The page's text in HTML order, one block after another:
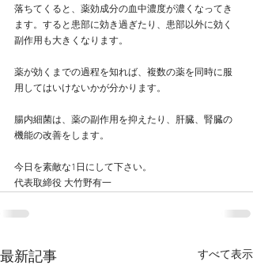
落ちてくると、薬効成分の血中濃度が濃くなってき
ます。すると患部に効き過ぎたり、患部以外に効く
副作用も大きくなります。
薬が効くまでの過程を知れば、複数の薬を同時に服
用してはいけないかが分かります。
腸内細菌は、薬の副作用を抑えたり、肝臓、腎臓の
機能の改善をします。
今日を素敵な1日にして下さい。
代表取締役 大竹野有一
最新記事 すべて表示